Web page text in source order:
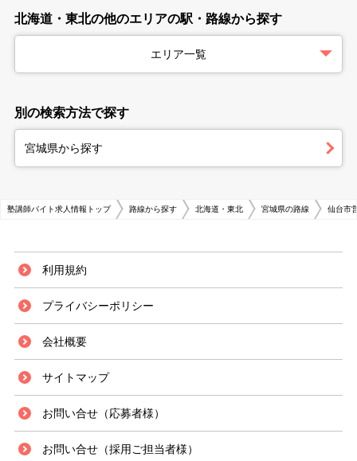
北海道・東北の他のエリアの駅・路線から探す
エリア一覧
別の検索方法で探す
宮城県から探す
塾講師バイト求人情報トップ 路線から探す 北海道・東北 宮城県の路線 仙台市
利用規約
プライバシーポリシー
会社概要
サイトマップ
お問い合せ（応募者様）
お問い合せ（採用ご担当者様）